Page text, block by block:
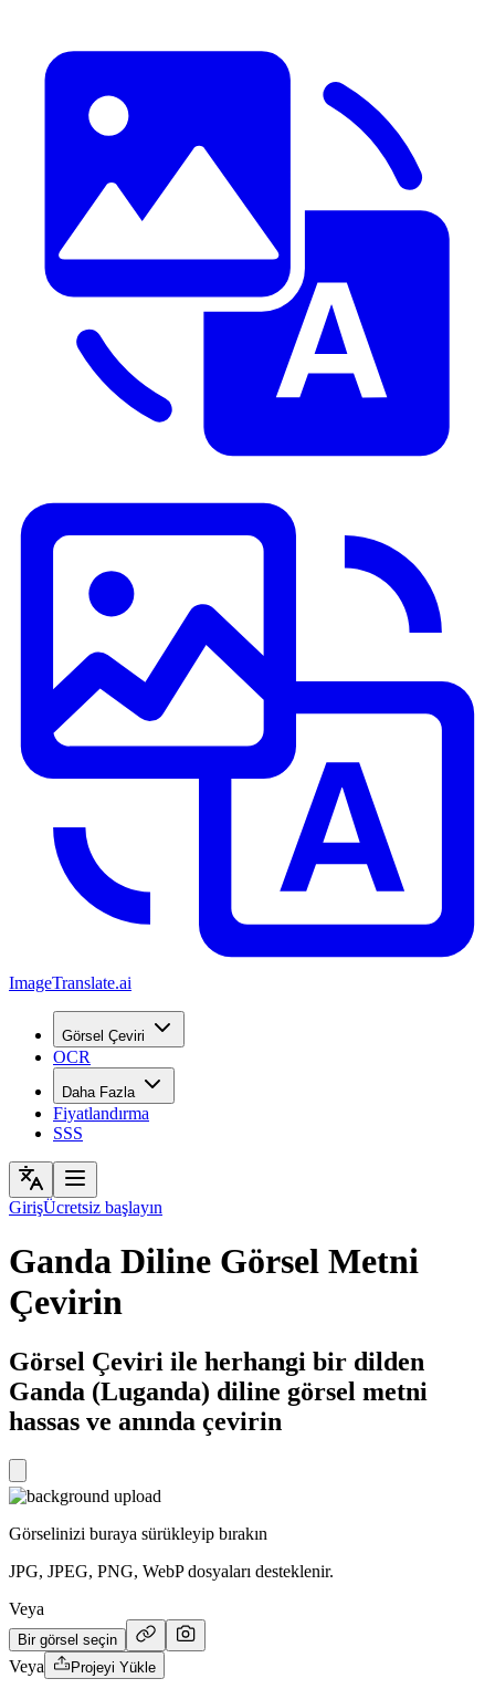
ImageTranslate.ai
Görsel Çeviri
OCR
Daha Fazla
Fiyatlandırma
SSS
GirişÜcretsiz başlayın
Ganda Diline Görsel Metni
Çevirin
Görsel Çeviri ile herhangi bir dilden
Ganda (Luganda) diline görsel metni
hassas ve anında çevirin
Görselinizi buraya sürükleyip bırakın
JPG, JPEG, PNG, WebP dosyaları desteklenir.
Veya
Bir görsel seçin
Veya Projeyi Yükle